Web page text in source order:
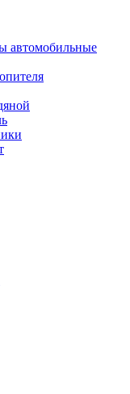
автомобильные